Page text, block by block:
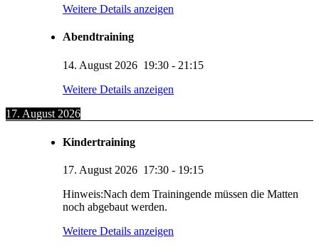
Weitere Details anzeigen
Abendtraining
14. August 2026 19:30 - 21:15
Weitere Details anzeigen
17. August 2026
Kindertraining
17. August 2026 17:30 - 19:15
Hinweis:Nach dem Trainingende müssen die Matten
noch abgebaut werden.
Weitere Details anzeigen